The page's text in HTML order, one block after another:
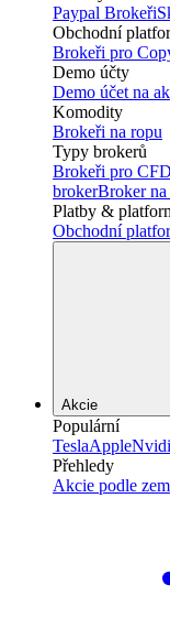
Paypal Brokeři
Obchodní
Brokeři pro
Demo účty
Demo účet na
Komodity
Brokeři na ropu
Typy brokerů
Brokeři pro CFD
brokerBroker
Platby &
Obchodní
Akcie
Populární
TeslaApple
Přehledy
Akcie podle